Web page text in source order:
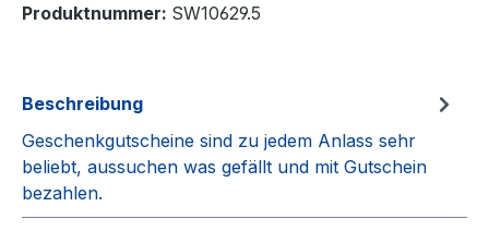
Produktnummer: SW10629.5
Beschreibung
Geschenkgutscheine sind zu jedem Anlass sehr
beliebt, aussuchen was gefällt und mit Gutschein
bezahlen.